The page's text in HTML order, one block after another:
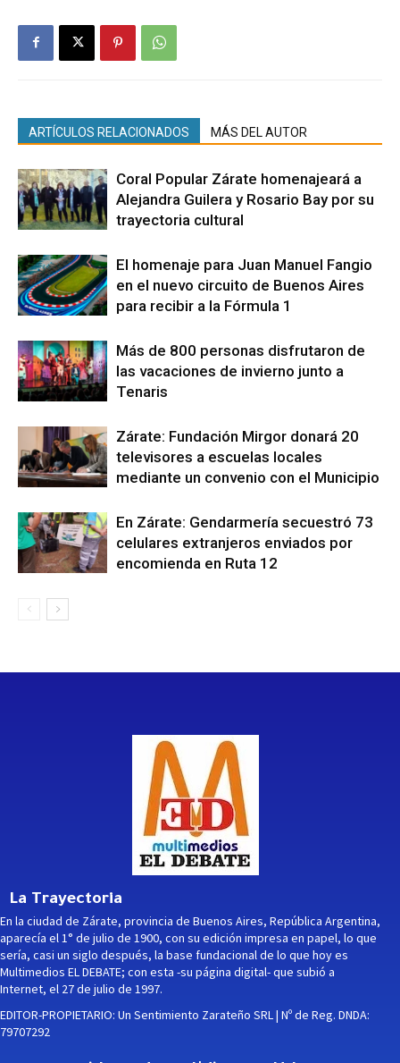
ARTÍCULOS RELACIONADOS MÁS DEL AUTOR
Coral Popular Zárate homenajeará a
Alejandra Guilera y Rosario Bay por su
trayectoria cultural
El homenaje para Juan Manuel Fangio
en el nuevo circuito de Buenos Aires
para recibir a la Fórmula 1
Más de 800 personas disfrutaron de
las vacaciones de invierno junto a
Tenaris
Zárate: Fundación Mirgor donará 20
televisores a escuelas locales
mediante un convenio con el Municipio
En Zárate: Gendarmería secuestró 73
celulares extranjeros enviados por
encomienda en Ruta 12
La Trayectoria
En la ciudad de Zárate, provincia de Buenos Aires, República Argentina,
aparecía el 1° de julio de 1900, con su edición impresa en papel, lo que
sería, casi un siglo después, la base fundacional de lo que hoy es
Multimedios EL DEBATE; con esta -su página digital- que subió a
Internet, el 27 de julio de 1997.
EDITOR-PROPIETARIO: Un Sentimiento Zarateño SRL | Nº de Reg. DNDA:
79707292